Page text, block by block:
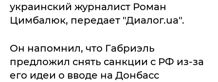
украинский журналист Роман
Цимбалюк, передает "Диалог.ua".
Он напомнил, что Габриэль
предложил снять санкции с РФ из-за
его идеи о вводе на Донбасс